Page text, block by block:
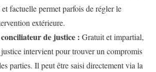
factuelle permet parfois de régler le
extérieure.
de justice : Gratuit et impartial,
intervient pour trouver un compromis
parties. Il peut être saisi directement via la